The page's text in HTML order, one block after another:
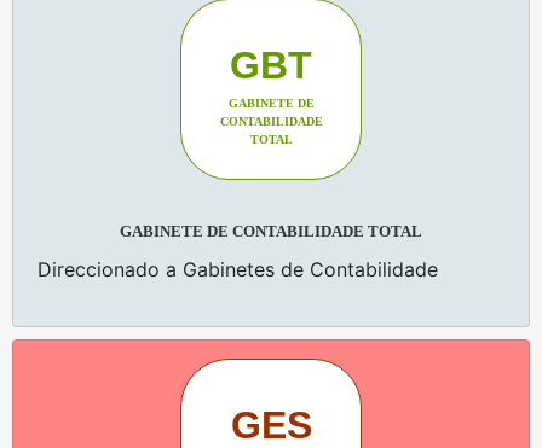
GBT
GABINETE DE
CONTABILIDADE
TOTAL
GABINETE DE CONTABILIDADE TOTAL
Direccionado a Gabinetes de Contabilidade
GES